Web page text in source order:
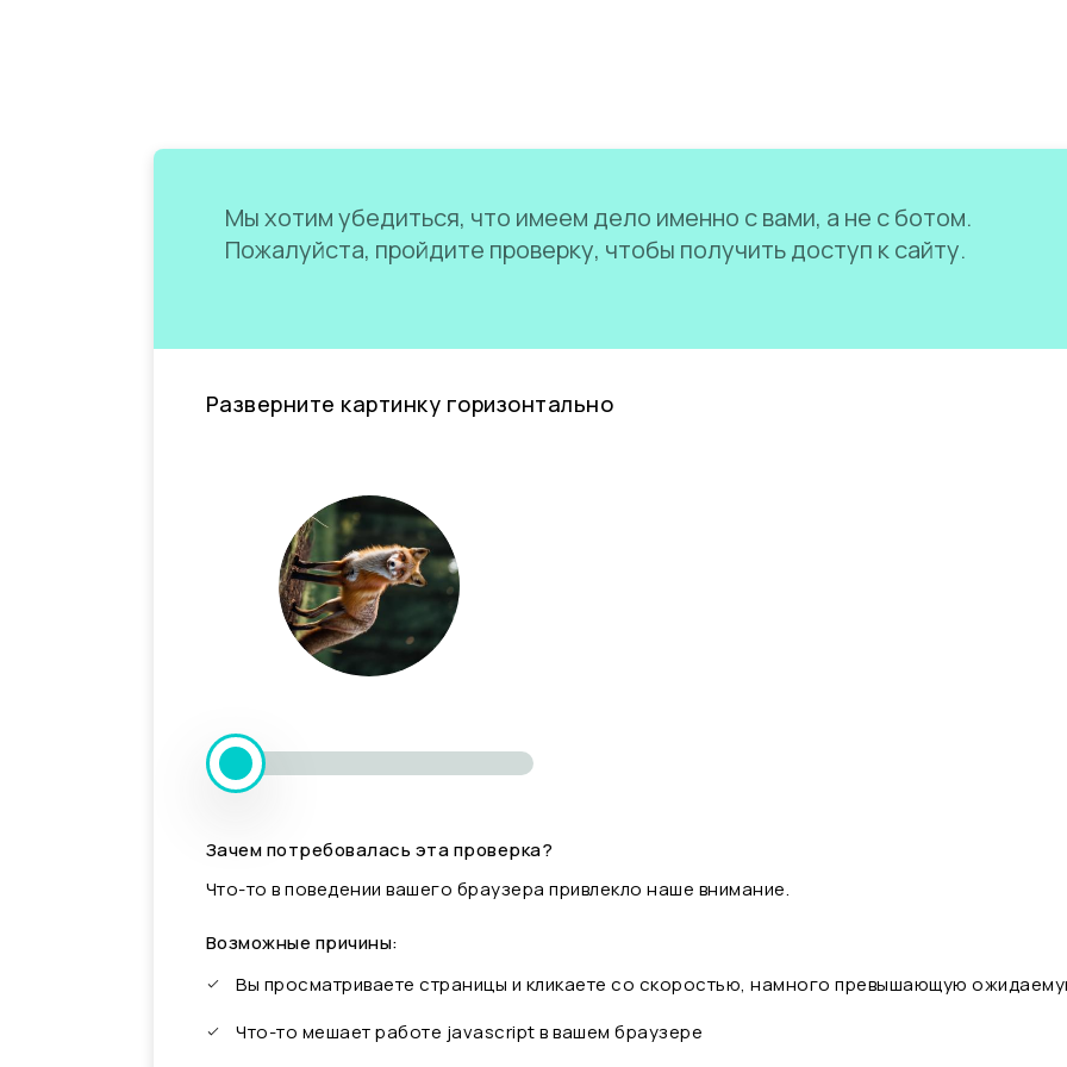
Мы хотим убедиться, что имеем дело именно с вами, а не с ботом.
Пожалуйста, пройдите проверку, чтобы получить доступ к сайту.
Разверните картинку горизонтально
Зачем потребовалась эта проверка?
Что-то в поведении вашего браузера привлекло наше внимание.
Возможные причины:
Вы просматриваете страницы и кликаете со скоростью, намного превышающую
Что-то мешает работе javascript в вашем браузере